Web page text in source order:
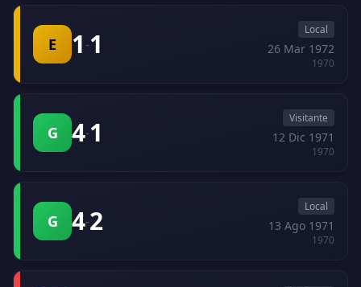
E 1 -1 Local
26 Mar 1972
1970
G 4-1 Visitante
12 Dic 1971
1970
G 4-2 Local
13 Ago 1971
1970